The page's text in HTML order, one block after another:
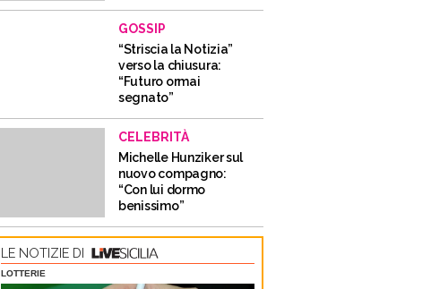
GOSSIP
“Striscia la Notizia”
verso la chiusura:
“Futuro ormai
segnato”
CELEBRITÀ
Michelle Hunziker sul
nuovo compagno:
“Con lui dormo
benissimo”
LE NOTIZIE DI
LOTTERIE